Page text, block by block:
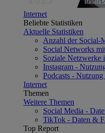
Internet
Beliebte Statistiken
Aktuelle Statistiken
Anzahl der Social-
Social Networks
Soziale Netzwerke
Instagram -
Podcasts -
Internet
Themen
Weitere Themen
Social Media -
TikTok - Daten &
Top Report